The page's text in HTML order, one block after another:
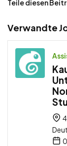
Teile diesen
Verwandte